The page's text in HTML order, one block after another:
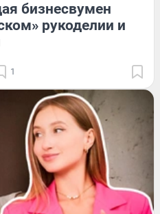
бизнесвумен
рукоделии и
1